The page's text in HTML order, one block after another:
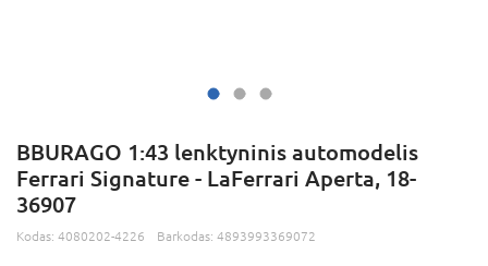
BBURAGO 1:43 lenktyninis automodelis
Ferrari Signature - LaFerrari Aperta, 18-
36907
Kodas: 4080202-4226 Barkodas: 4893993369072